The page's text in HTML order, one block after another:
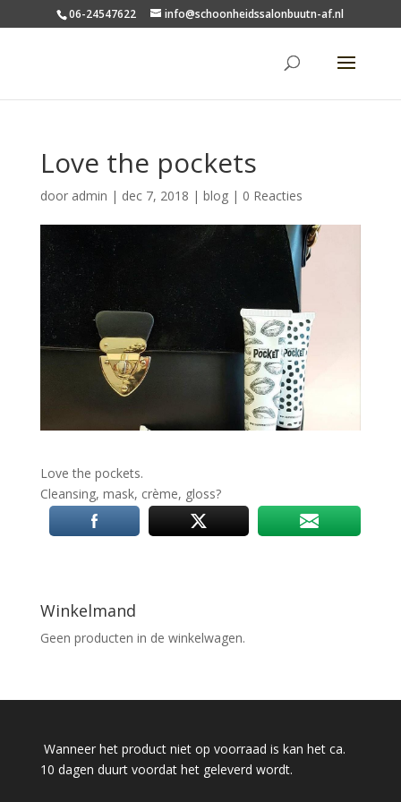
06-24547622 info@schoonheidssalonbuutn-af.nl
Love the pockets
door admin | dec 7, 2018 | blog| 0 Reacties
Love the pockets.
Cleansing, mask, crème, gloss?
Winkelmand
Geen producten in de winkelwagen.
Wanneer het product niet op voorraad is kan het ca.
10 dagen duurt voordat het geleverd wordt.